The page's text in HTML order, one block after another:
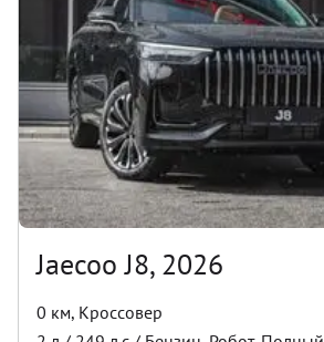
Jaecoo J8, 2026
0 км, Кроссовер